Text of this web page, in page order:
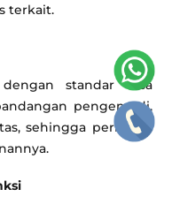
terkait.
standar bisa
pengemudi,
sehingga perizinan